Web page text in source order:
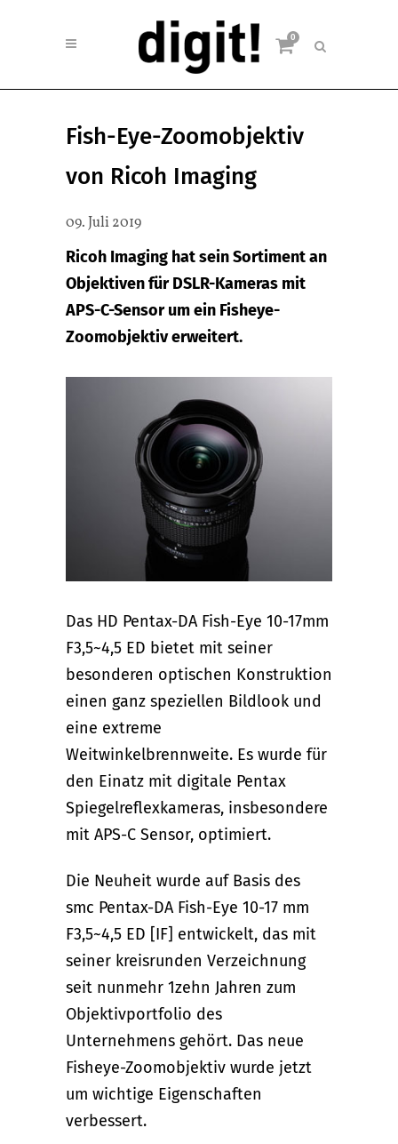
0
Fish-Eye-Zoomobjektiv
von Ricoh Imaging
09. Juli 2019
Ricoh Imaging hat sein Sortiment an
Objektiven für DSLR-Kameras mit
APS-C-Sensor um ein Fisheye-
Zoomobjektiv erweitert.
Das HD Pentax-DA Fish-Eye 10-17mm
F3,5~4,5 ED bietet mit seiner
besonderen optischen Konstruktion
einen ganz speziellen Bildlook und
eine extreme
Weitwinkelbrennweite. Es wurde für
den Einatz mit digitale Pentax
Spiegelreflexkameras, insbesondere
mit APS-C Sensor, optimiert.
Die Neuheit wurde auf Basis des
smc Pentax-DA Fish-Eye 10-17 mm
F3,5~4,5 ED [IF] entwickelt, das mit
seiner kreisrunden Verzeichnung
seit nunmehr 1zehn Jahren zum
Objektivportfolio des
Unternehmens gehört. Das neue
Fisheye-Zoomobjektiv wurde jetzt
um wichtige Eigenschaften
verbessert.